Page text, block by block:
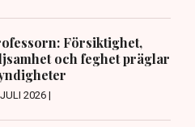
Försiktighet,
och feghet präglar
2026 |